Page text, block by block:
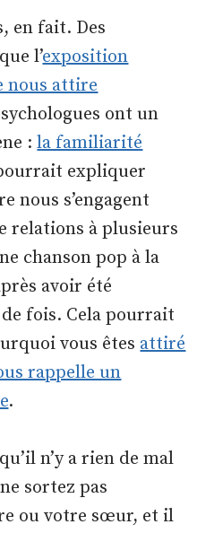
en fait. Des
l’exposition
nous attire
ont un
:la familiarité
expliquer
nous s’engagent
relations à plusieurs
chanson pop à la
avoir été
fois. Cela pourrait
vous êtesattiré
rappelle un
.
n’y a rien de mal
sortez pas
ou votre sœur, et il